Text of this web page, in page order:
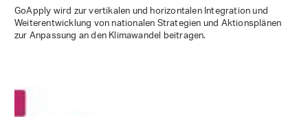
GoApply wird zur vertikalen und horizontalen Integration und
Weiterentwicklung von nationalen Strategien und Aktionsplänen
zur Anpassung an den Klimawandel beitragen.